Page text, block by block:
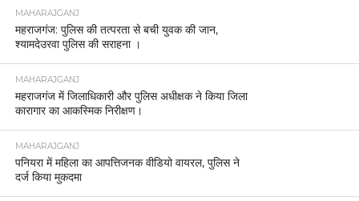
MAHARAJGANJ
महराजगंज: पुलिस की तत्परता से बची युवक की जान,
श्यामदेउरवा पुलिस की सराहना ।
MAHARAJGANJ
महराजगंज में जिलाधिकारी और पुलिस अधीक्षक ने किया जिला
कारागार का आकस्मिक निरीक्षण।
MAHARAJGANJ
पनियरा में महिला का आपत्तिजनक वीडियो वायरल, पुलिस ने
दर्ज किया मुकदमा